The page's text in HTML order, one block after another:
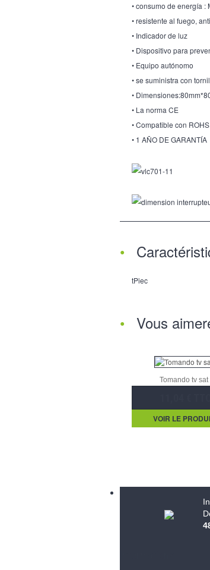
• consumo de energía :
• resistente al fuego,
• Indicador de luz
• Dispositivo para
• Equipo autónomo
• se suministra con
•
• La norma CE
• Compatible con ROHS
• 1 AÑO DE GARANTÍA
tPiec
Vous
Tomando tv sat
VOIR LE